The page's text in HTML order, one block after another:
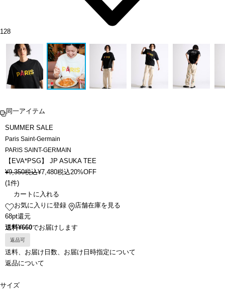
128
同一アイテム
SUMMER SALE
Paris Saint-Germain
PARIS SAINT-GERMAIN
【EVA*PSG】 JP ASUKA TEE
¥9,350税込¥7,480税込20%OFF
(1件)
カートに入れる
お気に入りに登録
店舗在庫を見る
68pt還元
送料¥660でお届けします
返品可
送料、お届け日数、お届け日時指定について
返品について
サイズ